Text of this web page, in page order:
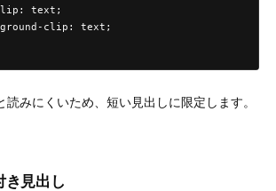
text;
clip: text;
みにくいため、短い見出しに限定します。
き見出し